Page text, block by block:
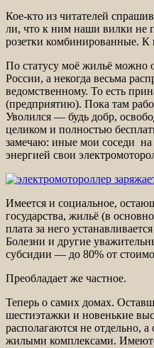
Кое-кто из читателей
ли, что к ним наши вилки не
розетки комбинированные. К
По статусу моё жильё можно
России, а некогда весьма
ведомственному. То есть
(предприятию). Пока там
Уволился — будь добр,
целиком и полностью
замечаю: иные мои соседи на
энергией свои
Имеется и социальное,
государства, жильё (в
плата за него
Болезни и другие
субсидии — до 80% от
Преобладает же частное.
Теперь о самих домах.
шестиэтажки и новенькие
располагаются не отдельно,
жилыми комплексами.